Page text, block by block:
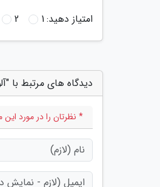
امتیاز دهید:1
2
دیدگاه های مرتبط با
* نظرتان را در مورد این